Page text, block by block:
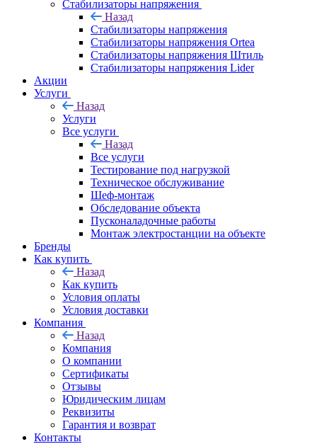
Стабилизаторы напряжения
Назад
Стабилизаторы напряжения
Стабилизаторы напряжения Ortea
Стабилизаторы напряжения Штиль
Стабилизаторы напряжения Lider
Акции
Услуги
Назад
Услуги
Все услуги
Назад
Все услуги
Тестирование под нагрузкой
Техническое обслуживание
Шеф-монтаж
Обследование объекта
Пусконаладочные работы
Монтаж электростанции на объекте
Бренды
Как купить
Назад
Как купить
Условия оплаты
Условия доставки
Компания
Назад
Компания
О компании
Сертификаты
Отзывы
Юридическим лицам
Реквизиты
Гарантия и возврат
Контакты